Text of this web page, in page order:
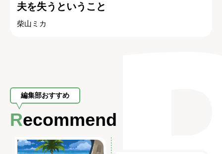
夫を失うということ
柴山ミカ
編集部おすすめ
Recommend